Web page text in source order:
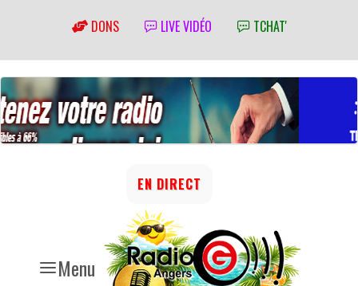
DONS LIVE VIDÉO TCHAT'
Menu
EN DIRECT